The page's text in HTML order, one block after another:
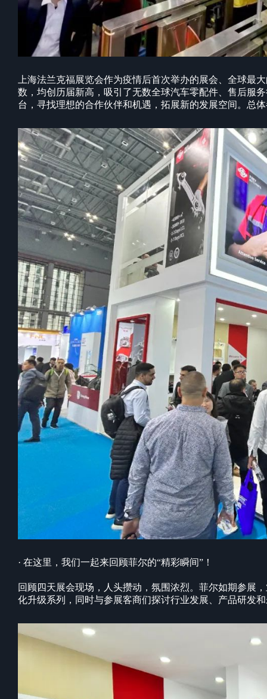
上海法兰克福展览会作为疫情后首次举办的展会、全球最
数，均创历届新高，吸引了无数全球汽车零配件、售后服
台，寻找理想的合作伙伴和机遇，拓展新的发展空间。总
· 在这里，我们一起来回顾菲尔的“精彩瞬间”！
回顾四天展会现场，人头攒动，氛围浓烈。菲尔如期参展
化升级系列，同时与参展客商们探讨行业发展、产品研发